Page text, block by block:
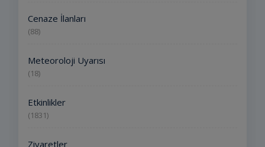
Cenaze İlanları
(88)
Meteoroloji Uyarısı
(18)
Etkinlikler
(1831)
Ziyaretler